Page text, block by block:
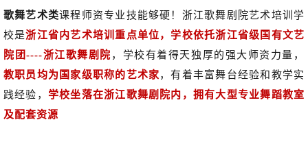
歌舞艺术类课程师资专业技能够硬！浙江歌舞剧院艺术培训学
校是浙江省内艺术培训重点单位，学校依托浙江省级国有文艺
院团----浙江歌舞剧院 ，学校有着得天独 厚的强大师资力量，
教职员均为国家级职称的艺术家，有着丰富舞台经验和教学实
践经验， 学校坐落在浙江歌舞剧院内，拥有大型专业舞蹈教室
及配套资源